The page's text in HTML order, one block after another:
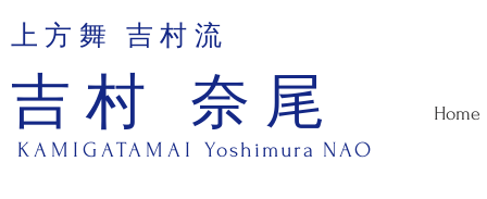
上方舞 吉村流
吉村 奈尾 Home
KAMIGATAMAI Yoshimura NAO